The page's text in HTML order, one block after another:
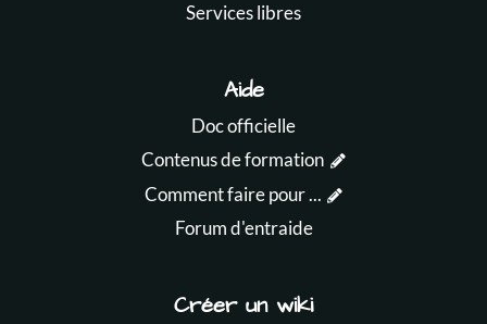
Services libres
Aide
Doc officielle
Contenus de formation
Comment faire pour ...
Forum d'entraide
Créer un wiki